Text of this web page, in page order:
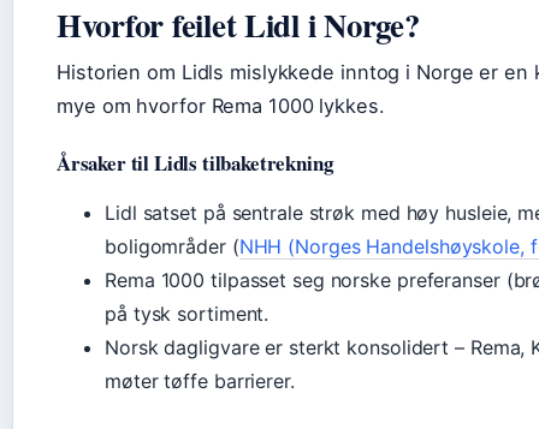
Hvorfor feilet Lidl i Norge?
Historien om Lidls mislykkede inntog i Norge er
mye om hvorfor Rema 1000 lykkes.
Årsaker til Lidls tilbaketrekning
Lidl satset på sentrale strøk med høy husleie,
boligområder (NHH (Norges Handelshøyskole,
Rema 1000 tilpasset seg norske preferanser
på tysk sortiment.
Norsk dagligvare er sterkt konsolidert –
møter tøffe barrierer.